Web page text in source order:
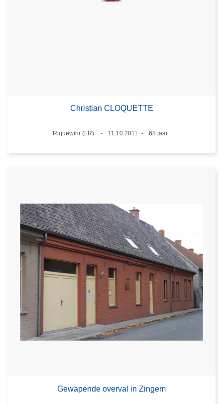
Christian CLOQUETTE
Plaats
Riquewihr (FR)
11.10.2011
68 jaar
Gewapende overval in Zingem